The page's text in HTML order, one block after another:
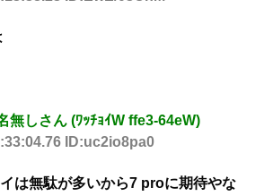
無しさん (ﾜｯﾁｮｲW ffe3-64eW)
ID:uc2io8pa0
は無駄が多いから7 proに期待やな